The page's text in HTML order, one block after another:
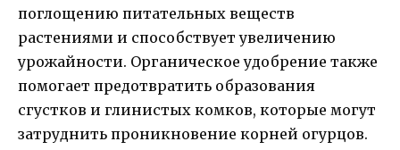
поглощению питательных веществ
растениями и способствует увеличению
урожайности. Органическое удобрение также
помогает предотвратить образования
сгустков и глинистых комков, которые могут
затруднить проникновение корней огурцов.